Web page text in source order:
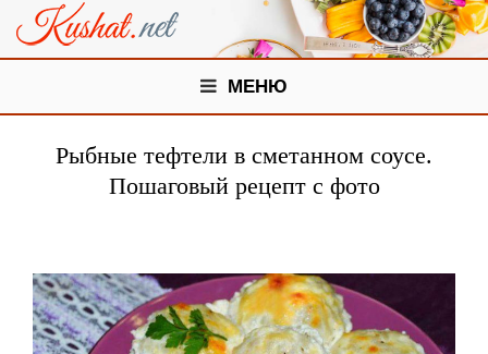
МЕНЮ
Рыбные тефтели в сметанном соусе.
Пошаговый рецепт с фото